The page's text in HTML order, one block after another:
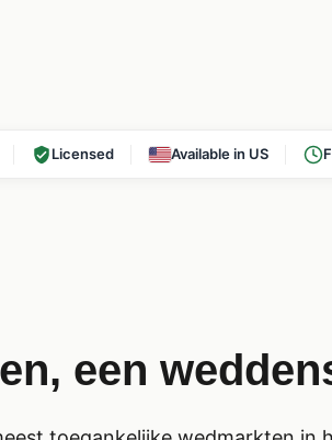
Licensed Available in US
een